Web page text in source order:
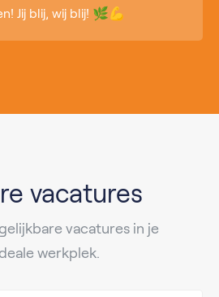
Jij blij, wij blij! 🌿💪
vacatures
vacatures in je
werkplek.